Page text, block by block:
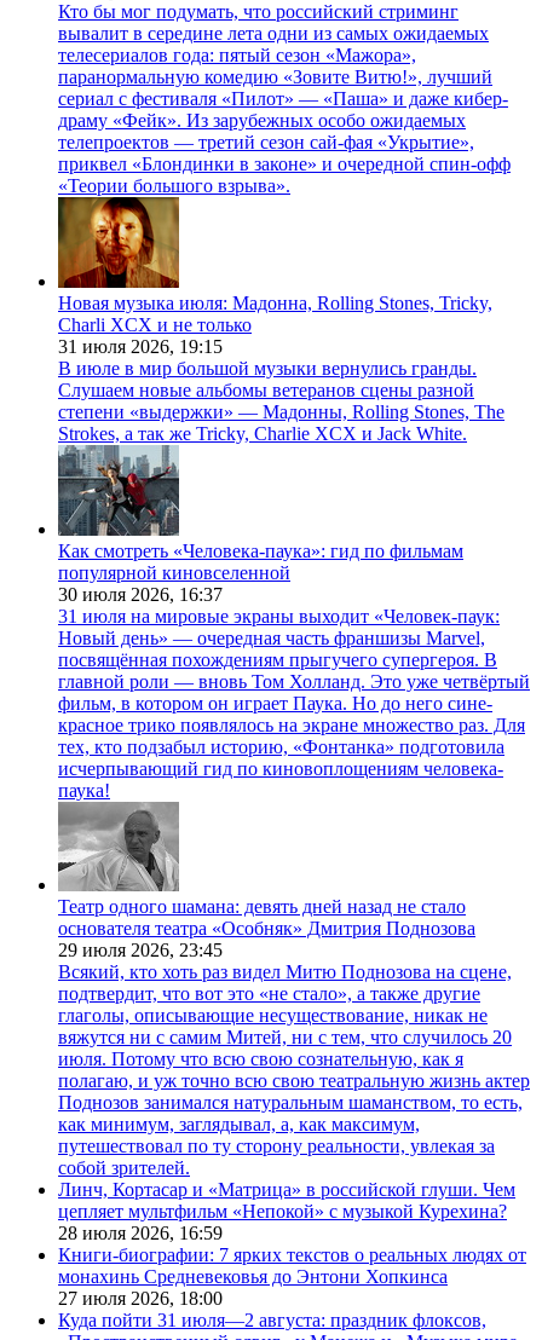
Кто бы мог подумать, что российский стриминг
вывалит в середине лета одни из самых ожидаемых
телесериалов года: пятый сезон «Мажора»,
паранормальную комедию «Зовите Витю!», лучший
сериал с фестиваля «Пилот» — «Паша» и даже кибер-
драму «Фейк». Из зарубежных особо ожидаемых
телепроектов — третий сезон сай-фая «Укрытие»,
приквел «Блондинки в законе» и очередной спин-офф
«Теории большого взрыва».
Новая музыка июля: Мадонна, Rolling Stones, Tricky,
Charli XCX и не только
31 июля 2026, 19:15
В июле в мир большой музыки вернулись гранды.
Слушаем новые альбомы ветеранов сцены разной
степени «выдержки» — Мадонны, Rolling Stones, The
Strokes, а так же Tricky, Charlie XCX и Jack White.
Как смотреть «Человека-паука»: гид по фильмам
популярной киновселенной
30 июля 2026, 16:37
31 июля на мировые экраны выходит «Человек-паук:
Новый день» — очередная часть франшизы Marvel,
посвящённая похождениям прыгучего супергероя. В
главной роли — вновь Том Холланд. Это уже четвёртый
фильм, в котором он играет Паука. Но до него сине-
красное трико появлялось на экране множество раз. Для
тех, кто подзабыл историю, «Фонтанка» подготовила
исчерпывающий гид по киновоплощениям человека-
паука!
Театр одного шамана: девять дней назад не стало
основателя театра «Особняк» Дмитрия Поднозова
29 июля 2026, 23:45
Всякий, кто хоть раз видел Митю Поднозова на сцене,
подтвердит, что вот это «не стало», а также другие
глаголы, описывающие несуществование, никак не
вяжутся ни с самим Митей, ни с тем, что случилось 20
июля. Потому что всю свою сознательную, как я
полагаю, и уж точно всю свою театральную жизнь актер
Поднозов занимался натуральным шаманством, то есть,
как минимум, заглядывал, а, как максимум,
путешествовал по ту сторону реальности, увлекая за
собой зрителей.
Линч, Кортасар и «Матрица» в российской глуши. Чем
цепляет мультфильм «Непокой» с музыкой Курехина?
28 июля 2026, 16:59
Книги-биографии: 7 ярких текстов о реальных людях от
монахинь Средневековья до Энтони Хопкинса
27 июля 2026, 18:00
Куда пойти 31 июля—2 августа: праздник флоксов,